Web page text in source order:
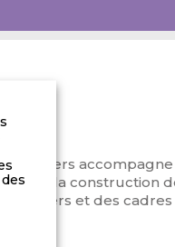
Walters accompagne
dans la construction
et des cadres